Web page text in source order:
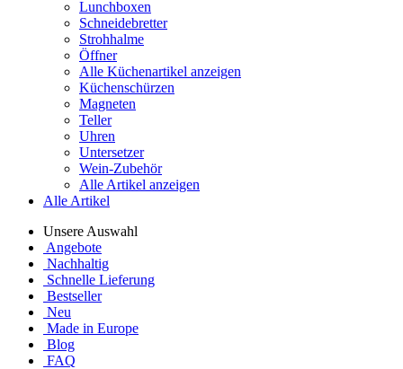
Lunchboxen
Schneidebretter
Strohhalme
Öffner
Alle Küchenartikel anzeigen
Küchenschürzen
Magneten
Teller
Uhren
Untersetzer
Wein-Zubehör
Alle Artikel anzeigen
Alle Artikel
Unsere Auswahl
Angebote
Nachhaltig
Schnelle Lieferung
Bestseller
Neu
Made in Europe
Blog
FAQ